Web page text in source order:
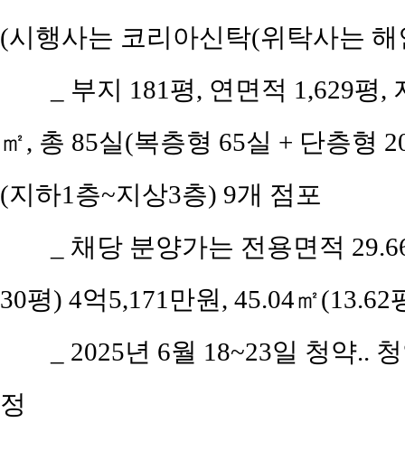
(시행사는 코리아신탁(위탁사는
_ 부지 181평, 연면적 1,629평
㎡, 총 85실(복층형 65실 + 단층형
(지하1층~지상3층) 9개 점포
_ 채당 분양가는 전용면적
30평) 4억5,171만원, 45.04㎡(13.62
_ 2025년 6월 18~23일 청약..
정